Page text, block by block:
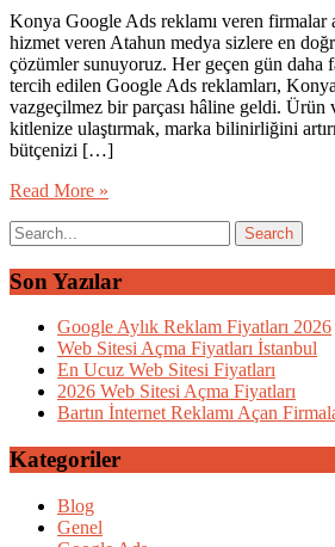
Konya Google Ads reklamı veren firmalar
hizmet veren Atahun medya sizlere en
çözümler sunuyoruz. Her geçen gün daha
tercih edilen Google Ads reklamları,
vazgeçilmez bir parçası hâline geldi.
kitlenize ulaştırmak, marka bilinirliğini
bütçenizi […]
Read More »
Son Yazılar
Google Aylık Reklam Fiyatları 2026
Web Sitesi Açma Fiyatları İstanbul
En Ucuz Web Sitesi Fiyatları
2026 Web Sitesi Açma Fiyatları
Bartın İnternet Reklamı Açan
Kategoriler
Blog
Genel